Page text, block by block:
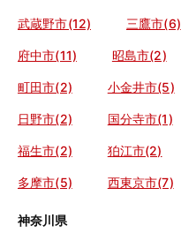
武蔵野市(12) 三鷹市(6)
府中市(11) 昭島市(2)
町田市(2) 小金井市(5)
日野市(2) 国分寺市(1)
福生市(2) 狛江市(2)
多摩市(5) 西東京市(7)
神奈川県